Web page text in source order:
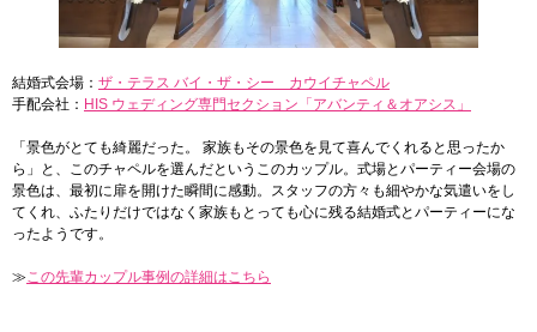
結婚式会場： ザ・テラス バイ・ザ・シー カウイチャペル
手配会社： HIS ウェディング専門セクション「アバンティ＆オアシス」
「景色がとても綺麗だった。 家族もその景色を見て喜んでくれると思ったか
ら」と、このチャペルを選んだというこのカップル。式場とパーティー会場の
景色は、最初に扉を開けた瞬間に感動。スタッフの方々も細やかな気遣いをし
てくれ、ふたりだけではなく家族もとっても心に残る結婚式とパーティーにな
ったようです。
≫この先輩カップル事例の詳細はこちら